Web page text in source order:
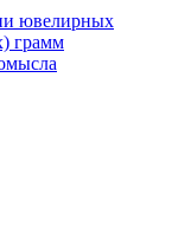
ювелирных
грамм